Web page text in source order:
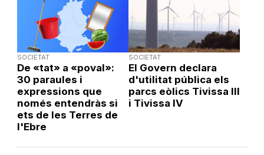
SOCIETAT
De «tat» a «poval»:
30 paraules i
expressions que
només entendràs si
ets de les Terres de
l'Ebre
SOCIETAT
El Govern declara
d'utilitat pública els
parcs eòlics Tivissa III
i Tivissa IV